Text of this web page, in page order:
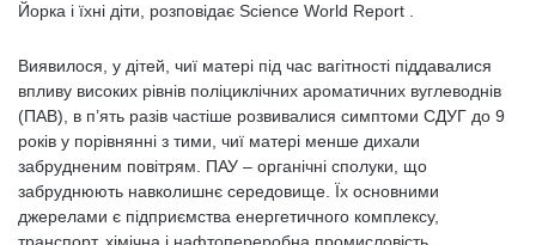
Йорка і їхні діти, розповідає Science World Report .
Виявилося, у дітей, чиї матері під час вагітності піддавалися
впливу високих рівнів поліциклічних ароматичних вуглеводнів
(ПАВ), в п’ять разів частіше розвивалися симптоми СДУГ до 9
років у порівнянні з тими, чиї матері менше дихали
забрудненим повітрям. ПАУ – органічні сполуки, що
забруднюють навколишнє середовище. Їх основними
джерелами є підприємства енергетичного комплексу,